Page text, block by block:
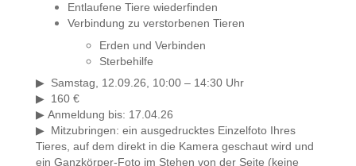
Entlaufene Tiere wiederfinden
Verbindung zu verstorbenen Tieren
Erden und Verbinden
Sterbehilfe
▶ Samstag, 12.09.26, 10:00 – 14:30 Uhr
▶ 160 €
▶ Anmeldung bis: 17.04.26
▶ Mitzubringen: ein ausgedrucktes Einzelfoto Ihres
Tieres, auf dem direkt in die Kamera geschaut wird und
ein Ganzkörper-Foto im Stehen von der Seite (keine